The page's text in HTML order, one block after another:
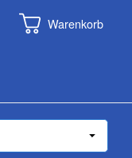
Warenkorb